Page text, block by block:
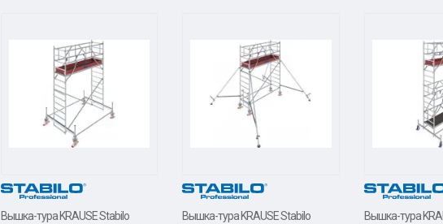
Вышка-тура KRAUSE Stabilo
Вышка-тура KRAUSE Stabilo
Вышка-тура